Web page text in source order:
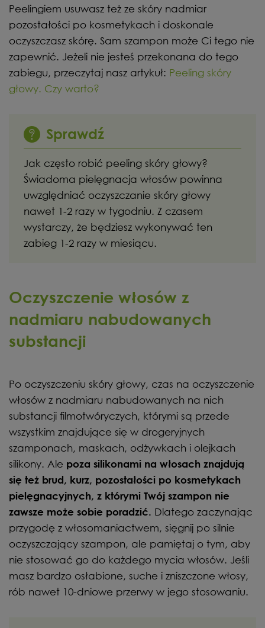
Peelingiem usuwasz też ze skóry nadmiar
pozostałości po kosmetykach i doskonale
oczyszczasz skórę. Sam szampon może Ci tego nie
zapewnić. Jeżeli nie jesteś przekonana do tego
zabiegu, przeczytaj nasz artykuł: Peeling skóry
głowy. Czy warto?
Sprawdź
Jak często robić peeling skóry głowy?
Świadoma pielęgnacja włosów powinna
uwzględniać oczyszczanie skóry głowy
nawet 1-2 razy w tygodniu. Z czasem
wystarczy, że będziesz wykonywać ten
zabieg 1-2 razy w miesiącu.
Oczyszczenie włosów z
nadmiaru nabudowanych
substancji
Po oczyszczeniu skóry głowy, czas na oczyszczenie
włosów z nadmiaru nabudowanych na nich
substancji filmotwóryczych, którymi są przede
wszystkim znajdujące się w drogeryjnych
szamponach, maskach, odżywkach i olejkach
silikony. Ale poza silikonami na włosach znajdują
się też brud, kurz, pozostałości po kosmetykach
pielęgnacyjnych, z którymi Twój szampon nie
zawsze może sobie poradzić.
Dlatego zaczynając
przygodę z włosomaniactwem, sięgnij po silnie
oczyszczający szampon, ale pamiętaj o tym, aby
nie stosować go do każdego mycia włosów. Jeśli
masz bardzo osłabione, suche i zniszczone włosy,
rób nawet 10-dniowe przerwy w jego stosowaniu.